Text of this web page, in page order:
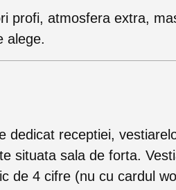
profi, atmosfera extra,
alege.
dedicat receptiei,
situata sala de forta.
de 4 cifre (nu cu cardul